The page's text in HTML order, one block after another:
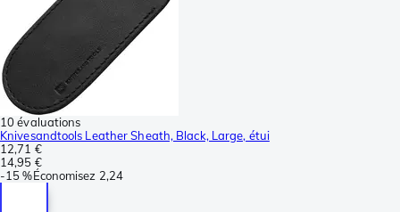
10 évaluations
Knivesandtools Leather Sheath, Black, Large, étui
12,71 €
14,95 €
-15 %Économisez 2,24